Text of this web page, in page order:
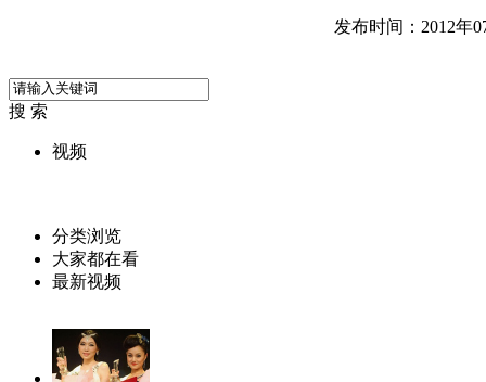
发布时间：2012年
搜 索
视频
分类浏览
大家都在看
最新视频